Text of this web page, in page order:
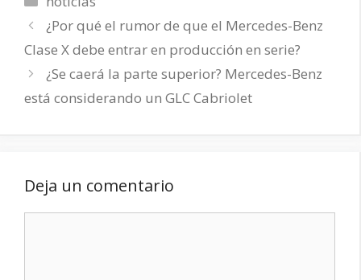
¿Por qué el rumor de que el Mercedes-Benz
Clase X debe entrar en producción en serie?
¿Se caerá la parte superior? Mercedes-Benz
está considerando un GLC Cabriolet
Deja un comentario